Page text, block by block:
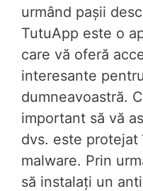
urmând pașii
TutuApp este o
care vă oferă
interesante
dumneavoastră.
important să vă
dvs. este protejat
malware. Prin
să instalați un